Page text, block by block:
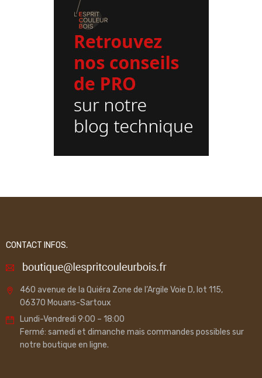
CONTACT INFOS.
460 avenue de la Quiéra Zone de l’Argile Voie D, lot 115,
06370 Mouans-Sartoux
Lundi-Vendredi 9:00 – 18:00
Fermé: samedi et dimanche mais commandes possibles sur
notre boutique en ligne.